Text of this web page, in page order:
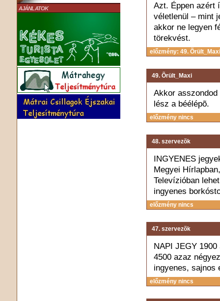
AJÁNLATOK
Azt. Éppen azért
véletlenül – mint
akkor ne legyen
törekvést.
előzmény: 49. Õrült_Maxi
49. Õrült_Maxi
Akkor
lész a béélépõ.
előzmény nincs
48. szervezõk
INGYENES
Megyei
Televízióban
ingyenes
előzmény nincs
47. szervezõk
NAPI JEGY
4500 azaz
ingyenes, sajnos
előzmény nincs